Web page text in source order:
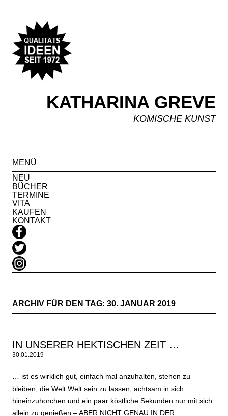
KATHARINA GREVE
KOMISCHE KUNST
MENÜ
NEU
BÜCHER
TERMINE
VITA
KAUFEN
KONTAKT
ARCHIV FÜR DEN TAG: 30. JANUAR 2019
IN UNSERER HEKTISCHEN ZEIT …
30.01.2019
… ist es wirklich gut, einfach mal anzuhalten, stehen zu
bleiben, die Welt Welt sein zu lassen, achtsam in sich
hineinzuhorchen und ein paar köstliche Sekunden nur mit sich
allein zu genießen – ABER NICHT GENAU IN DER